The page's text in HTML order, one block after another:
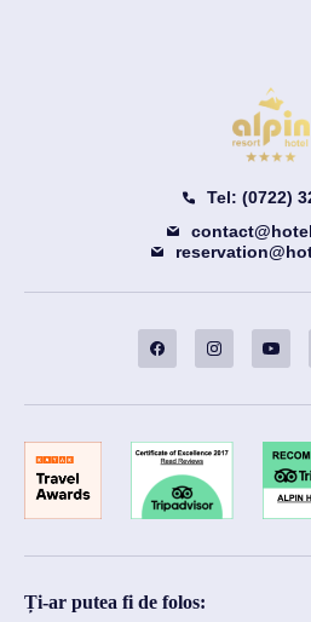
Tel: (0722)
Ți-ar putea fi de folos: